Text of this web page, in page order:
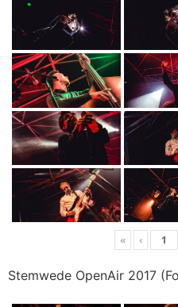
« ‹
Stemwede OpenAir 2017